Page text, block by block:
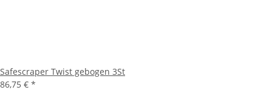
Safescraper Twist gebogen 3St
86,75 € *